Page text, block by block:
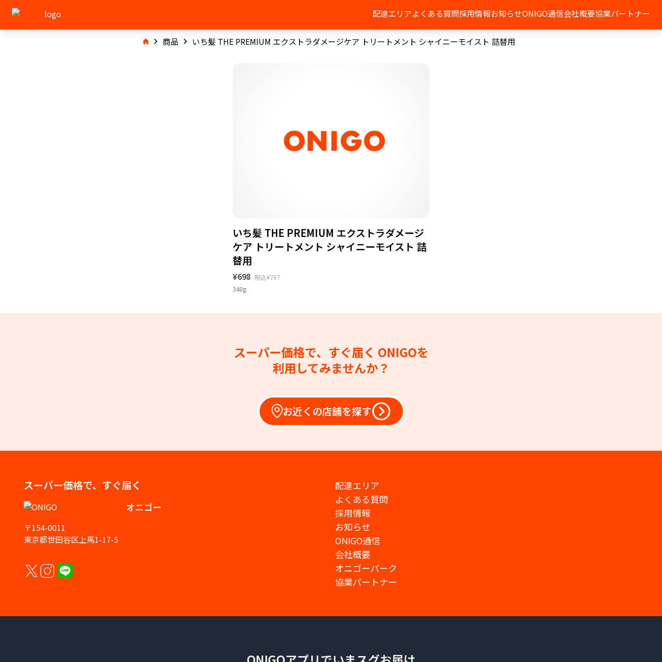
配達エリアよくある質問採用情報お知らせONIGO通信会社概要協業パートナー
商品 いち髪 THE PREMIUM エクストラダメージケア トリートメント シャイニーモイスト 詰替用
いち髪 THE PREMIUM エクストラダメージ
ケア トリートメント シャイニーモイスト 詰
替用
¥698 税込¥767
340g
スーパー価格で、すぐ届く ONIGOを
利用してみませんか？
お近くの店舗を探す
スーパー価格で、すぐ届く
オニゴー
〒154-0011
東京都世田谷区上馬1-17-5
配達エリア
よくある質問
採用情報
お知らせ
ONIGO通信
会社概要
オニゴーパーク
協業パートナー